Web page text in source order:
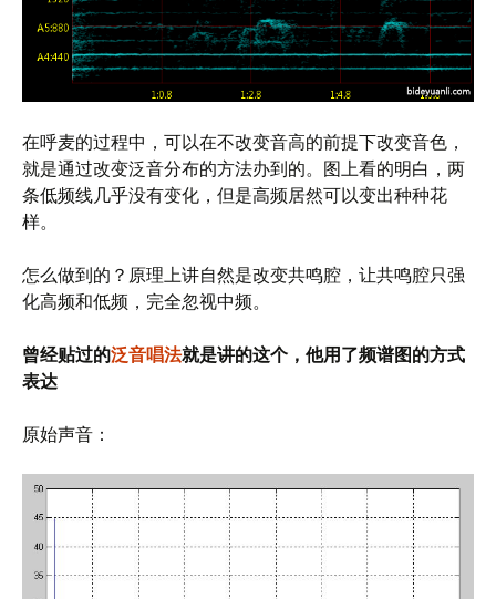
在呼麦的过程中，可以在不改变音高的前提下改变音色，
就是通过改变泛音分布的方法办到的。图上看的明白，两
条低频线几乎没有变化，但是高频居然可以变出种种花
样。
怎么做到的？原理上讲自然是改变共鸣腔，让共鸣腔只强
化高频和低频，完全忽视中频。
曾经贴过的泛音唱法就是讲的这个，他用了频谱图的方式
表达
原始声音：